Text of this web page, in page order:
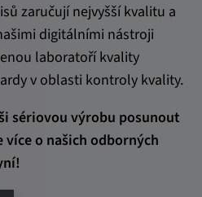
zaručují nejvyšší kvalitu a
digitálními nástroji
laboratoří kvality
v oblasti kontroly kvality.
sériovou výrobu posunout
o našich odborných